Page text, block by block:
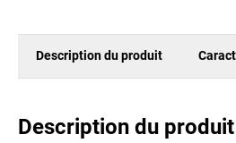
Description du produit
Description du produit